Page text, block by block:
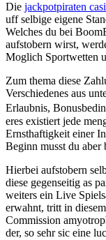
Die jackpotpiraten
uff selbige eigene
Welches du bei
aufstobern wirst,
Moglich Sportwetten
Zum thema diese
Verschiedenes aus
Erlaubnis,
eres existiert jede
Ernsthaftigkeit einer
Beginn musst du
Hierbei aufstobern
diese gegenseitig as
weiters ein Live
erwahnt, tritt in
Commission
der, so sehr sic eine